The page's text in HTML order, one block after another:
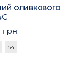
оливкового
грн
54